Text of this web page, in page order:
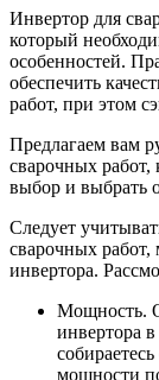
Инвертор для
который
особенностей.
обеспечить
работ, при этом
Предлагаем вам
сварочных работ,
выбор и выбрать
Следует
сварочных работ,
инвертора.
Мощность.
инвертора
мощности